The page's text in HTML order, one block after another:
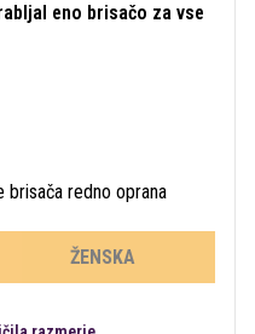
eno brisačo za vse
brisača redno oprana
ŽENSKA